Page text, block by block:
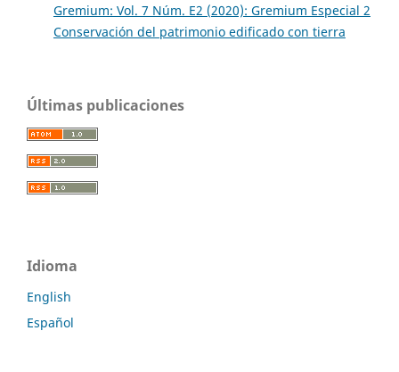
Gremium: Vol. 7 Núm. E2 (2020): Gremium Especial 2
Conservación del patrimonio edificado con tierra
Últimas publicaciones
Idioma
English
Español